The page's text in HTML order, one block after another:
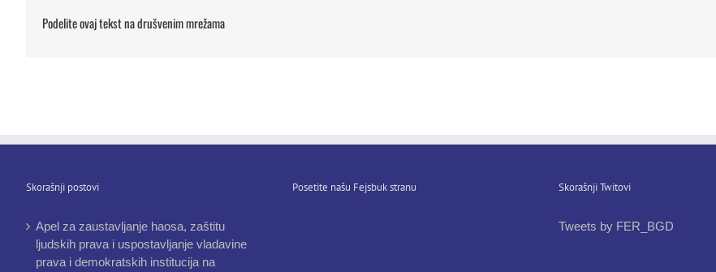
Podelite ovaj tekst na drušvenim mrežama
Skorašnji postovi
Apel za zaustavljanje haosa, zaštitu
ljudskih prava i uspostavljanje vladavine
prava i demokratskih institucija na
Posetite našu Fejsbuk stranu Skorašnji Twitovi
Tweets by FER_BGD